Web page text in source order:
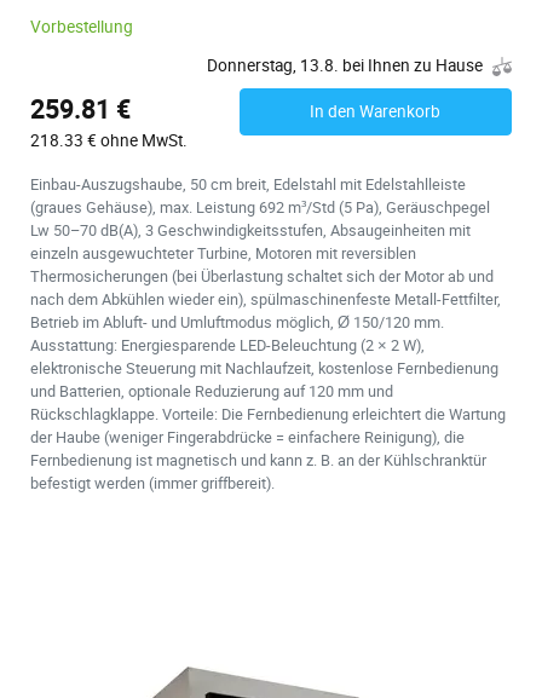
Vorbestellung
Donnerstag, 13.8. bei Ihnen zu Hause
259.81 €
218.33 € ohne MwSt.
In den Warenkorb
Einbau-Auszugshaube, 50 cm breit, Edelstahl mit Edelstahlleiste
(graues Gehäuse), max. Leistung 692 m³/Std (5 Pa), Geräuschpegel
Lw 50–70 dB(A), 3 Geschwindigkeitsstufen, Absaugeinheiten mit
einzeln ausgewuchteter Turbine, Motoren mit reversiblen
Thermosicherungen (bei Überlastung schaltet sich der Motor ab und
nach dem Abkühlen wieder ein), spülmaschinenfeste Metall-Fettfilter,
Betrieb im Abluft- und Umluftmodus möglich, Ø 150/120 mm.
Ausstattung: Energiesparende LED-Beleuchtung (2 × 2 W),
elektronische Steuerung mit Nachlaufzeit, kostenlose Fernbedienung
und Batterien, optionale Reduzierung auf 120 mm und
Rückschlagklappe. Vorteile: Die Fernbedienung erleichtert die Wartung
der Haube (weniger Fingerabdrücke = einfachere Reinigung), die
Fernbedienung ist magnetisch und kann z. B. an der Kühlschranktür
befestigt werden (immer griffbereit).